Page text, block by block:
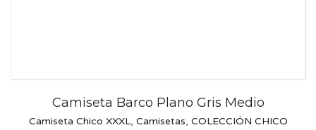
Camiseta Barco Plano Gris Medio
Camiseta Chico XXXL, Camisetas, COLECCIÓN CHICO